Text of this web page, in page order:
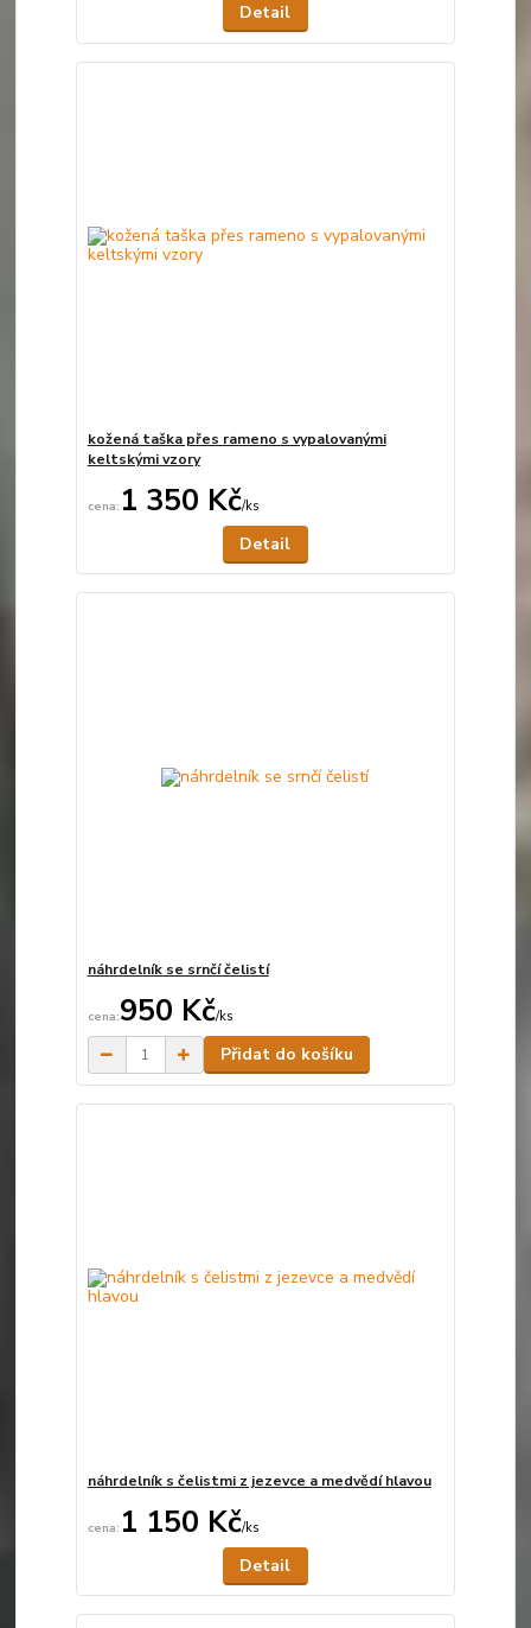
Detail
kožená taška přes rameno s vypalovanými
keltskými vzory
1 350 Kč/ks
Detail
náhrdelník se srnčí čelistí
950 Kč/ks
Přidat do košíku
náhrdelník s čelistmi z jezevce a medvědí hlavou
1 150 Kč/ks
Detail